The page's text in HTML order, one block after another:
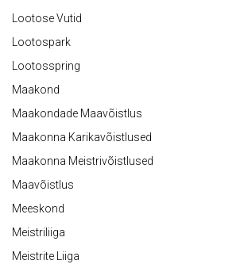
Lootose Vutid
Lootospark
Lootosspring
Maakond
Maakondade Maavõistlus
Maakonna Karikavõistlused
Maakonna Meistrivõistlused
Maavõistlus
Meeskond
Meistriliiga
Meistrite Liiga